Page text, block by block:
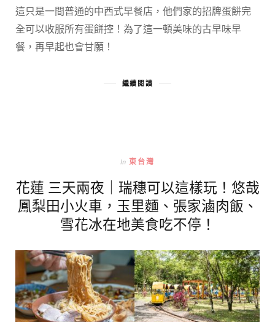
這只是一間普通的中西式早餐店，他們家的招牌蛋餅完
全可以收服所有蛋餅控！為了這一頓美味的古早味早
餐，再早起也會甘願！
繼續閱讀
In 東台灣
花蓮 三天兩夜｜瑞穗可以這樣玩！悠哉
鳳梨田小火車，玉里麵、張家滷肉飯、
雪花冰在地美食吃不停！